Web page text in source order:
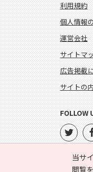
当サ
閲覧
利用規約
個人情報
運営会社
サイトマ
広告掲載
サイトの
FOLLOW